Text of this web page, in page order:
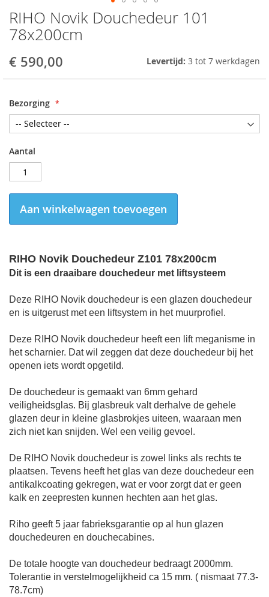
RIHO Novik Douchedeur 101
78x200cm
€ 590,00 Levertijd: 3 tot 7 werkdagen
Bezorging
Aantal
Aan winkelwagen toevoegen
RIHO Novik Douchedeur Z101 78x200cm
Dit is een draaibare douchedeur met liftsysteem
Deze RIHO Novik douchedeur is een glazen douchedeur
en is uitgerust met een liftsystem in het muurprofiel.
Deze RIHO Novik douchedeur heeft een lift meganisme in
het scharnier. Dat wil zeggen dat deze douchedeur bij het
openen iets wordt opgetild.
De douchedeur is gemaakt van 6mm gehard
veiligheidsglas. Bij glasbreuk valt derhalve de gehele
glazen deur in kleine glasbrokjes uiteen, waaraan men
zich niet kan snijden. Wel een veilig gevoel.
De RIHO Novik douchedeur is zowel links als rechts te
plaatsen. Tevens heeft het glas van deze douchedeur een
antikalkcoating gekregen, wat er voor zorgt dat er geen
kalk en zeepresten kunnen hechten aan het glas.
Riho geeft 5 jaar fabrieksgarantie op al hun glazen
douchedeuren en douchecabines.
De totale hoogte van douchedeur bedraagt 2000mm.
Tolerantie in verstelmogelijkheid ca 15 mm. ( nismaat 77.3-
78.7cm)
Skip
to
the
of
gallery